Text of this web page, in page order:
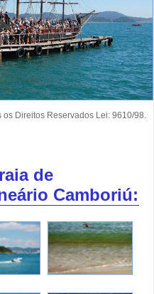
Direitos Reservados Lei: 9610/98.
de
Camboriú: